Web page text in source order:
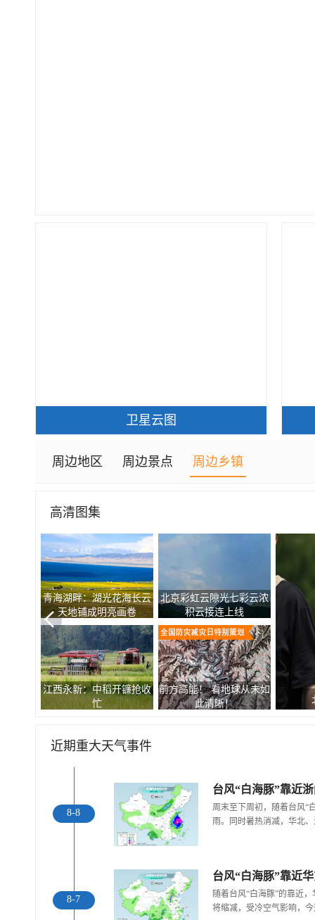
卫星云图
周边地区 周边景点 周边乡镇
高清图集
青海湖畔：湖光花海长云
天地铺成明亮画卷
北京彩虹云隙光七彩云浓
积云接连上线
江西永新：中稻开镰抢收
忙
前方高能！ 看地球从未如
此清晰！
立秋：暑热尚存 大自然已
埋下红黄伏笔
北京天空现“云隙光”景象
近期重大天气事件
8-8
台风“白海豚”靠近
周末至下周初，随着台风“
雨。同时暑热消减，华北
8-7
随着台风“白海豚”的靠近
将缩减，受冷空气影响，